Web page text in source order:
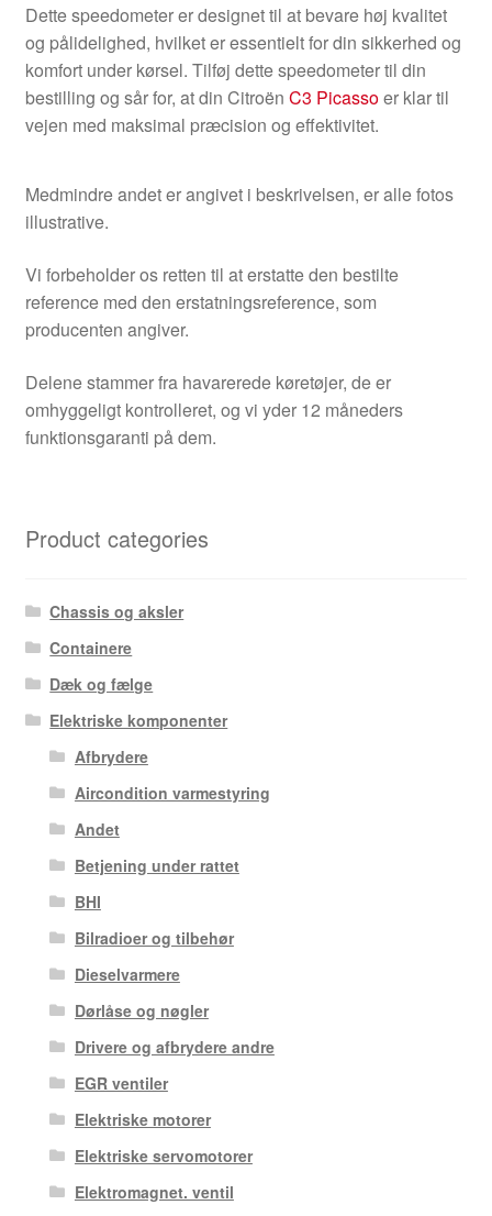
Dette speedometer er designet til at bevare høj kvalitet
og pålidelighed, hvilket er essentielt for din sikkerhed og
komfort under kørsel. Tilføj dette speedometer til din
bestilling og sår for, at din Citroën C3 Picassoer klar til
vejen med maksimal præcision og effektivitet.
Medmindre andet er angivet i beskrivelsen, er alle fotos
illustrative.
Vi forbeholder os retten til at erstatte den bestilte
reference med den erstatningsreference, som
producenten angiver.
Delene stammer fra havarerede køretøjer, de er
omhyggeligt kontrolleret, og vi yder 12 måneders
funktionsgaranti på dem.
Product categories
Chassis og aksler
Containere
Dæk og fælge
Elektriske komponenter
Afbrydere
Aircondition varmestyring
Andet
Betjening under rattet
BHI
Bilradioer og tilbehør
Dieselvarmere
Dørlåse og nøgler
Drivere og afbrydere andre
EGR ventiler
Elektriske motorer
Elektriske servomotorer
Elektromagnet. ventil